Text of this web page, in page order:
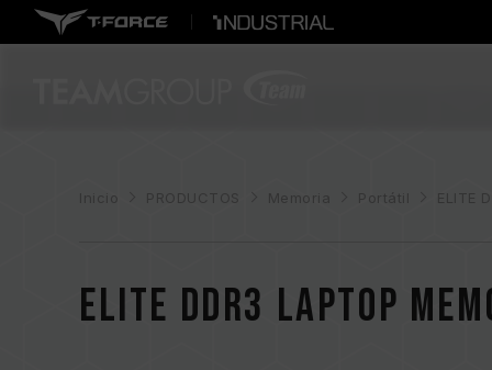
Inicio PRODUCTOS Memoria Portátil ELITE
ELITE DDR3 LAPTOP